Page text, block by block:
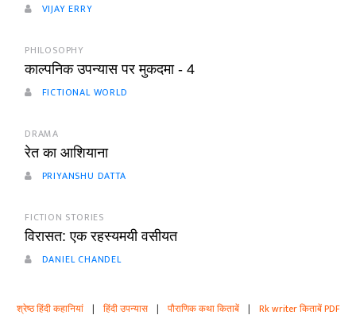
VIJAY ERRY
PHILOSOPHY
काल्पनिक उपन्यास पर मुकदमा - 4
FICTIONAL WORLD
DRAMA
रेत का आशियाना
PRIYANSHU DATTA
FICTION STORIES
विरासत: एक रहस्यमयी वसीयत
DANIEL CHANDEL
श्रेष्ठ हिंदी कहानियां | हिंदी उपन्यास | पौराणिक कथा किताबें | Rk writer किताबें PDF